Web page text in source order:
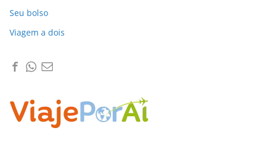
Seu bolso
Viagem a dois